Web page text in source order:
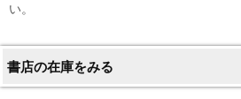
い。
書店の在庫をみる